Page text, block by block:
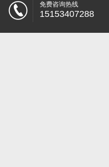
免费咨询热线
15153407288